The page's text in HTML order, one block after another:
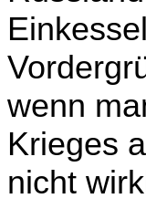
wenn
Krieges
nicht